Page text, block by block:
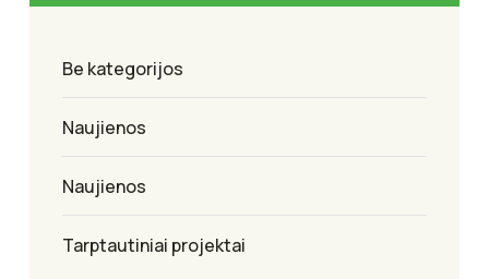
Be kategorijos
Naujienos
Naujienos
Tarptautiniai projektai